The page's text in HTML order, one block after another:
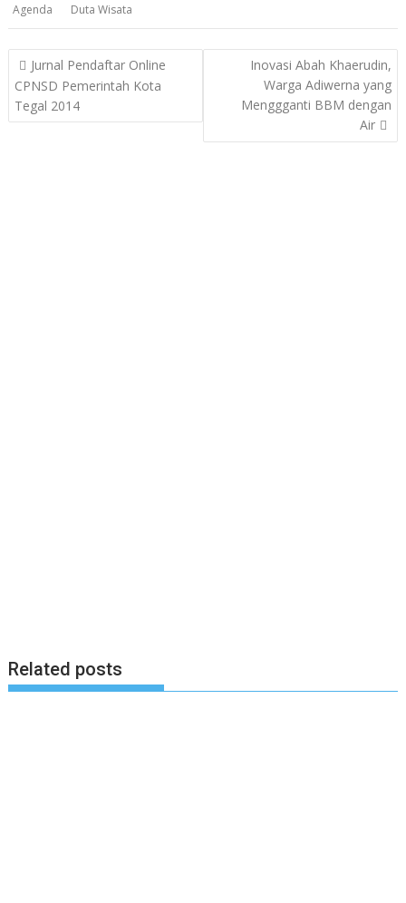
Agenda Duta Wisata
Post
navigation
Jurnal Pendaftar Online
CPNSD Pemerintah Kota
Tegal 2014
Inovasi Abah Khaerudin,
Warga Adiwerna yang
Menggganti BBM dengan
Air
Related posts